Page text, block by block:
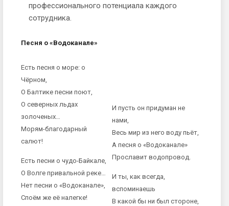
профессионального потенциала каждого
сотрудника.
Песня о «Водоканале»
Есть песня о море: о
Чёрном,
О Балтике песни поют,
О северных льдах
золоченых…
Морям-благодарный
салют!
Есть песни о чудо-Байкале,
О Волге привальной реке…
Нет песни о «Водоканале»,
Споём же её налегке!
И пусть он придуман не
нами,
Весь мир из него воду пьёт,
А песня о «Водоканале»
Прославит водопровод.
И ты, как всегда,
вспоминаешь
В какой бы ни был стороне,